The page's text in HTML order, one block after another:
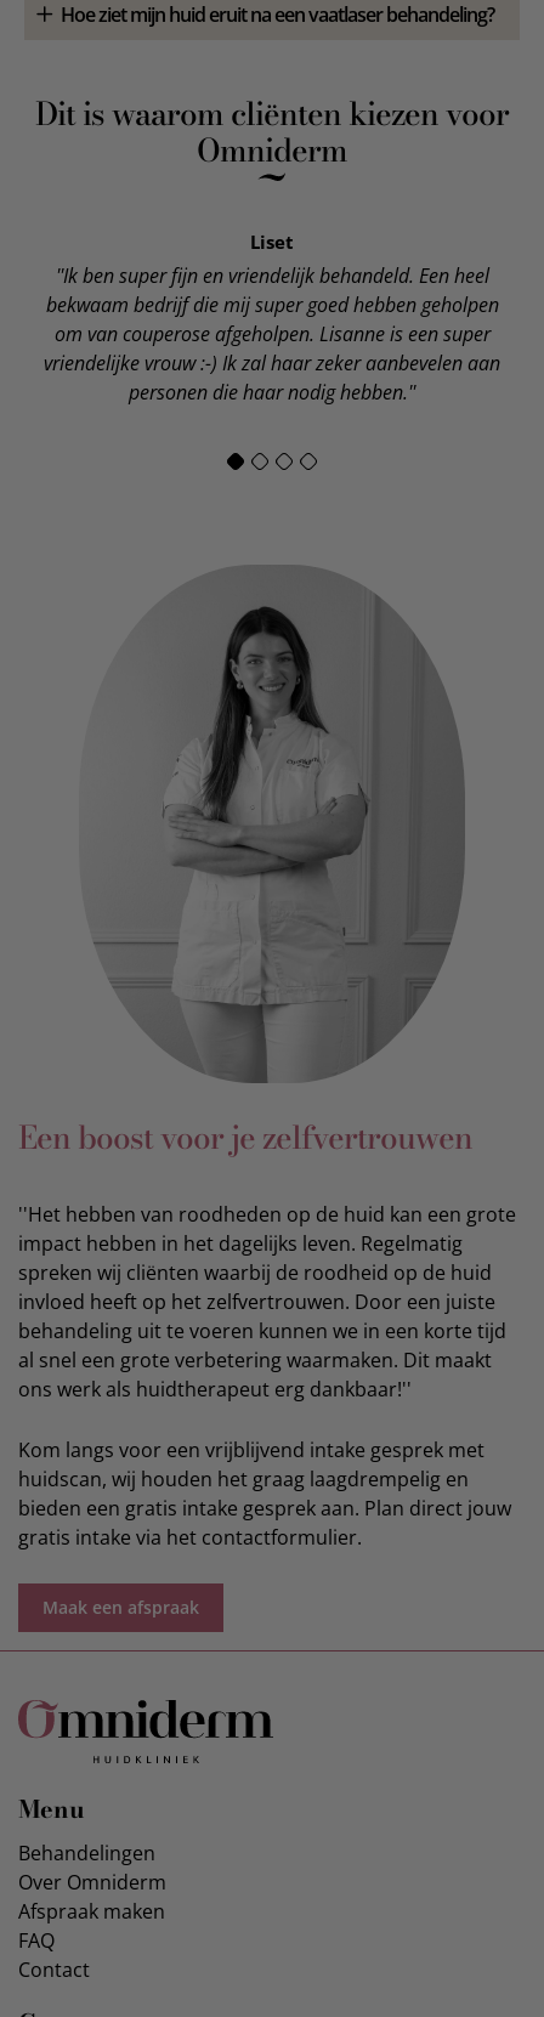
Hoe ziet mijn huid eruit na een vaatlaser behandeling?
Dit is waarom cliënten kiezen voor
Omniderm
Liset
''Ik ben super fijn en vriendelijk behandeld. Een heel
bekwaam bedrijf die mij super goed hebben geholpen
om van couperose afgeholpen. Lisanne is een super
vriendelijke vrouw :-) Ik zal haar zeker aanbevelen aan
personen die haar nodig hebben.''
Een boost voor je zelfvertrouwen
''Het hebben van roodheden op de huid kan een grote
impact hebben in het dagelijks leven. Regelmatig
spreken wij cliënten waarbij de roodheid op de huid
invloed heeft op het zelfvertrouwen. Door een juiste
behandeling uit te voeren kunnen we in een korte tijd
al snel een grote verbetering waarmaken. Dit maakt
ons werk als huidtherapeut erg dankbaar!''
Kom langs voor een vrijblijvend intake gesprek met
huidscan, wij houden het graag laagdrempelig en
bieden een gratis intake gesprek aan. Plan direct jouw
gratis intake via het contactformulier.
Maak een afspraak
Menu
Behandelingen
Over Omniderm
Afspraak maken
FAQ
Contact